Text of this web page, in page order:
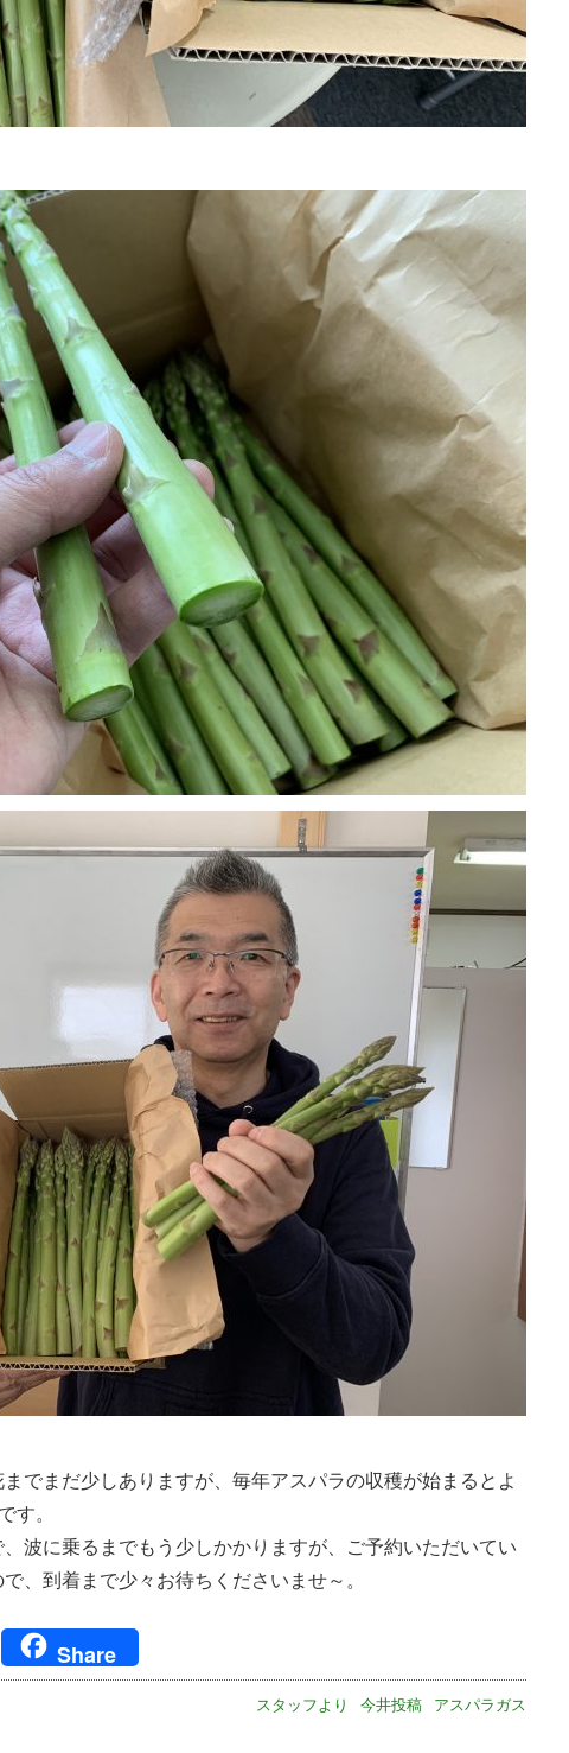
でまだ少しありますが、毎年アスパラの収穫が始まるとよ
す。
波に乗るまでもう少しかかりますが、ご予約いただいてい
、到着まで少々お待ちくださいませ～。
Share
スタッフより 今井投稿 アスパラガス